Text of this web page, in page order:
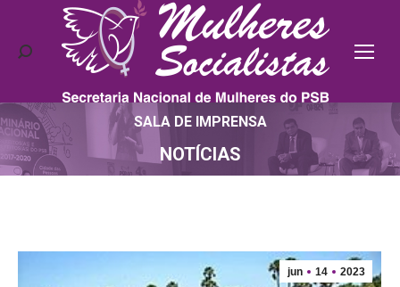
Search:
SALA DE IMPRENSA
NOTÍCIAS
Você está aqui:
jun 14 2023